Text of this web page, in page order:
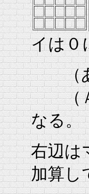
イは０
（あ
（Ａ
なる。
右辺は
加算し